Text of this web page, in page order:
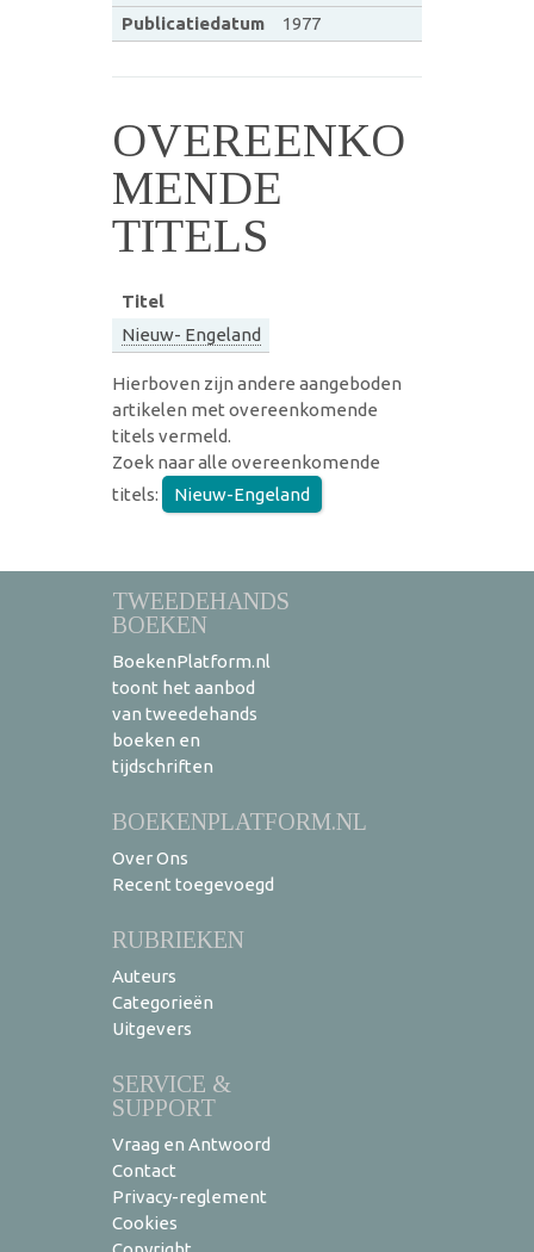
Publicatiedatum
1977
OVEREENKO
MENDE
TITELS
Titel
Nieuw- Engeland
Hierboven zijn andere aangeboden
artikelen met overeenkomende
titels vermeld.
Zoek naar alle overeenkomende
titels:
Nieuw-Engeland
TWEEDEHANDS
BOEKEN
BoekenPlatform.nl
toont het aanbod
van tweedehands
boeken en
tijdschriften
BOEKENPLATFORM.NL
Over Ons
Recent toegevoegd
RUBRIEKEN
Auteurs
Categorieën
Uitgevers
SERVICE &
SUPPORT
Vraag en Antwoord
Contact
Privacy-reglement
Cookies